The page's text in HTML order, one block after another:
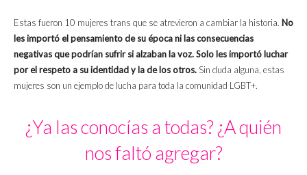
Estas fueron 10 mujeres trans que se atrevieron a cambiar la historia. No
les importó el pensamiento de su época ni las consecuencias
negativas que podrían sufrir si alzaban la voz.Solo les importó luchar
por el respeto a su identidad y la de los otros. Sin duda alguna, estas
mujeres son un ejemplo de lucha para toda la comunidad LGBT+.
¿Ya las conocías a todas? ¿A quién
nos faltó agregar?